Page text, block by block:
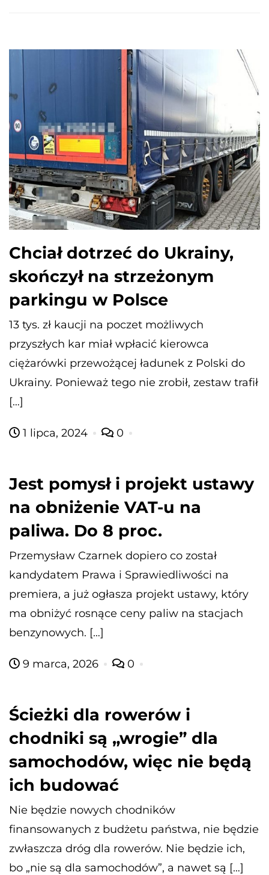
Chciał dotrzeć do Ukrainy,
skończył na strzeżonym
parkingu w Polsce
13 tys. zł kaucji na poczet możliwych
przyszłych kar miał wpłacić kierowca
ciężarówki przewożącej ładunek z Polski do
Ukrainy. Ponieważ tego nie zrobił, zestaw trafił
[…]
1 lipca, 2024 0
Jest pomysł i projekt ustawy
na obniżenie VAT-u na
paliwa. Do 8 proc.
Przemysław Czarnek dopiero co został
kandydatem Prawa i Sprawiedliwości na
premiera, a już ogłasza projekt ustawy, który
ma obniżyć rosnące ceny paliw na stacjach
benzynowych. […]
9 marca, 2026 0
Ścieżki dla rowerów i
chodniki są „wrogie” dla
samochodów, więc nie będą
ich budować
Nie będzie nowych chodników
finansowanych z budżetu państwa, nie będzie
zwłaszcza dróg dla rowerów. Nie będzie ich,
bo „nie są dla samochodów”, a nawet są […]